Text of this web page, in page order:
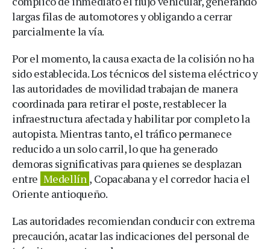
largas filas de automotores y obligando a cerrar
parcialmente la vía.
Por el momento, la causa exacta de la colisión no ha
sido establecida. Los técnicos del sistema eléctrico y
las autoridades de movilidad trabajan de manera
coordinada para retirar el poste, restablecer la
infraestructura afectada y habilitar por completo la
autopista. Mientras tanto, el tráfico permanece
reducido a un solo carril, lo que ha generado
demoras significativas para quienes se desplazan
entre Medellín , Copacabana y el corredor hacia el
Oriente antioqueño.
Las autoridades recomiendan conducir con extrema
precaución, acatar las indicaciones del personal de